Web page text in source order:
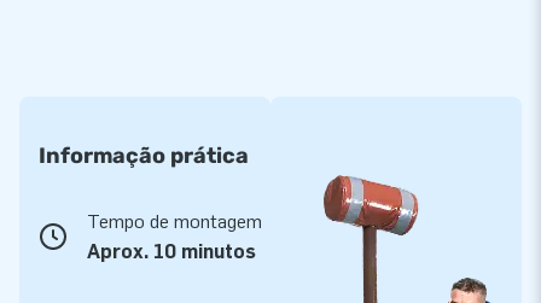
Informação prática
Tempo de montagem
Aprox. 10 minutos